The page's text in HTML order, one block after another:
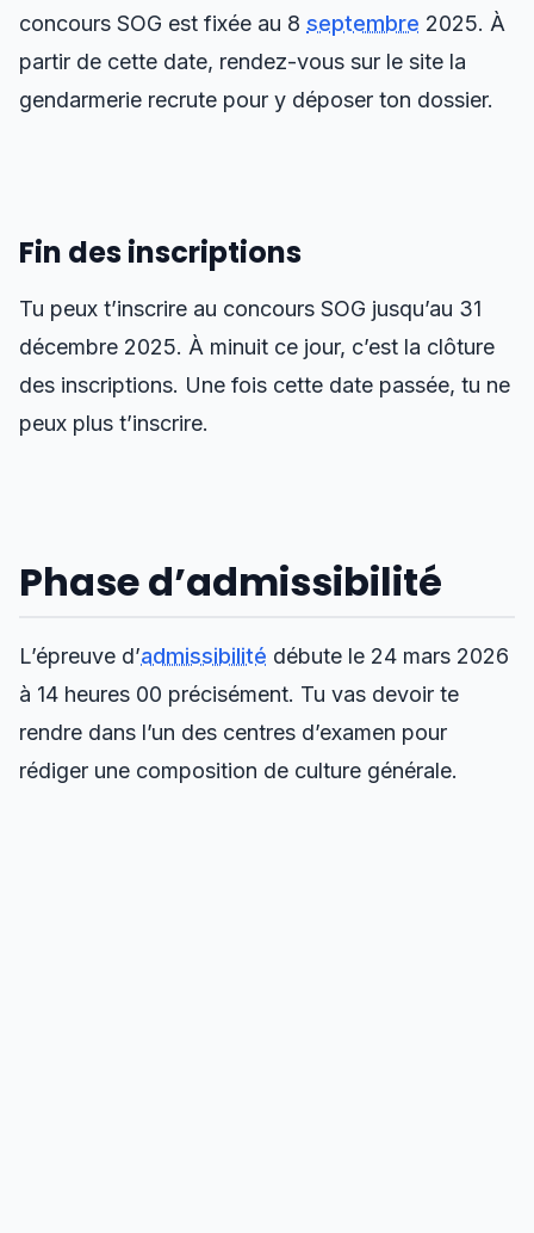
concours SOG est fixée au 8 septembre 2025. À
partir de cette date, rendez-vous sur le site la
gendarmerie recrute pour y déposer ton dossier.
Fin des inscriptions
Tu peux t’inscrire au concours SOG jusqu’au 31
décembre 2025. À minuit ce jour, c’est la clôture
des inscriptions. Une fois cette date passée, tu ne
peux plus t’inscrire.
Phase d’admissibilité
L’épreuve d’admissibilité débute le 24 mars 2026
à 14 heures 00 précisément. Tu vas devoir te
rendre dans l’un des centres d’examen pour
rédiger une composition de culture générale.